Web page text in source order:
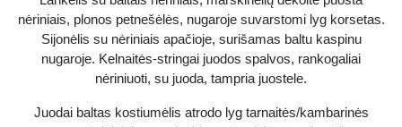
nėriniais, plonos petnešėlės, nugaroje suvarstomi lyg korsetas.
Sijonėlis su nėriniais apačioje, surišamas baltu kaspinu
nugaroje. Kelnaitės-stringai juodos spalvos, rankogaliai
nėriniuoti, su juoda, tampria juostele.
Juodai baltas kostiumėlis atrodo lyg tarnaitės/kambarinės